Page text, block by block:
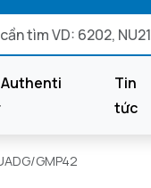
Authenti
Tin
tức
GMP42